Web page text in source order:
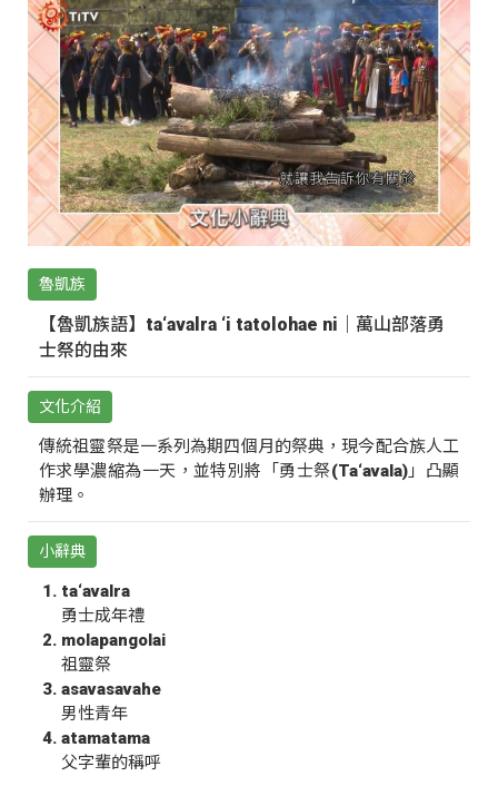
魯凱族
【魯凱族語】ta‘avalra ‘i tatolohae ni｜萬山部落勇
士祭的由來
文化介紹
傳統祖靈祭是一系列為期四個月的祭典，現今配合族人工
作求學濃縮為一天，並特別將「勇士祭(Ta‘avala)」凸顯
辦理。
小辭典
ta‘avalra
勇士成年禮
molapangolai
祖靈祭
asavasavahe
男性青年
atamatama
父字輩的稱呼